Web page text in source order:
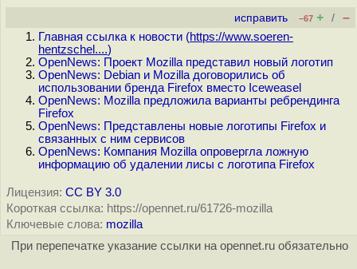
исправить –67 + / –
Главная ссылка к новости (https://www.soeren-
hentzschel....)
OpenNews: Проект Mozilla представил новый логотип
OpenNews: Debian и Mozilla договорились об
использовании бренда Firefox вместо Iceweasel
OpenNews: Mozilla предложила варианты ребрендинга
Firefox
OpenNews: Представлены новые логотипы Firefox и
связанных с ним сервисов
OpenNews: Компания Mozilla опровергла ложную
информацию об удалении лисы с логотипа Firefox
Лицензия: CC BY 3.0
Короткая ссылка: https://opennet.ru/61726-mozilla
Ключевые слова: mozilla
При перепечатке указание ссылки на opennet.ru обязательно